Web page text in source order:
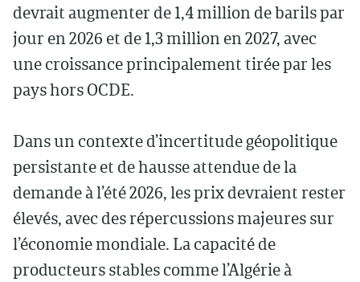
devrait augmenter de 1,4 million de barils par
jour en 2026 et de 1,3 million en 2027, avec
une croissance principalement tirée par les
pays hors OCDE.
Dans un contexte d’incertitude géopolitique
persistante et de hausse attendue de la
demande à l’été 2026, les prix devraient rester
élevés, avec des répercussions majeures sur
l’économie mondiale. La capacité de
producteurs stables comme l’Algérie à